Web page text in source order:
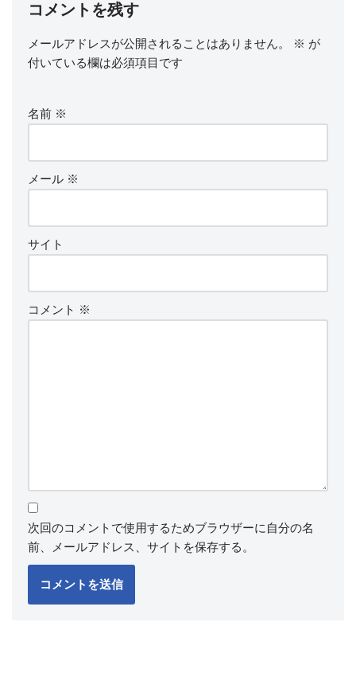
コメントを残す
メールアドレスが公開されることはありません。 ※ が
付いている欄は必須項目です
名前 ※
メール ※
サイト
コメント ※
次回のコメントで使用するためブラウザーに自分の名
前、メールアドレス、サイトを保存する。